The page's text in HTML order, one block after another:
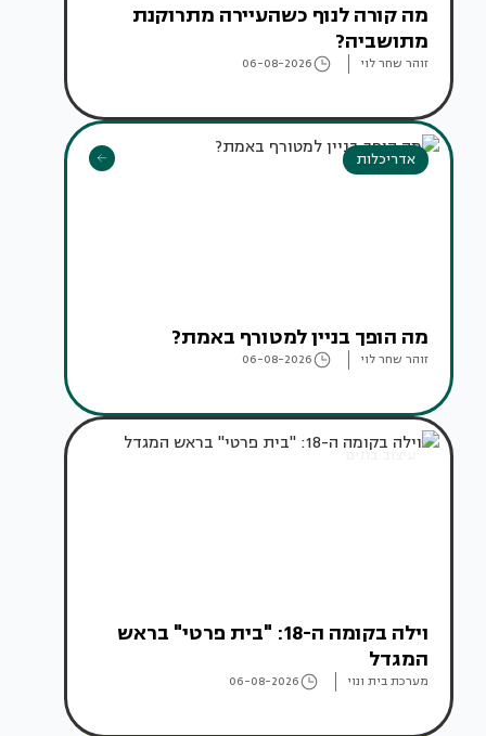
מה קורה לנוף כשהעיירה מתרוקנת
מתושביה?
זוהר שחר לוי 06-08-2026
אדריכלות
מה הופך בניין למטורף באמת?
זוהר שחר לוי 06-08-2026
עיצוב בתים
וילה בקומה ה-18: "בית פרטי" בראש
המגדל
מערכת בית ונוי 06-08-2026